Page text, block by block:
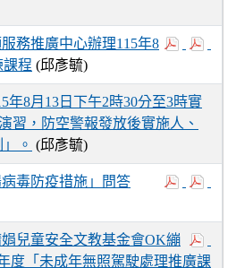
務推廣中心辦理115年8
課程 (邱彥毓)
年8月13日下午2時30分至3時實
習，防空警報發放後實施人、
。 (邱彥毓)
病毒防疫措施」問答
兒童安全文教基金會OK繃
度「未成年無照駕駛處理推廣課